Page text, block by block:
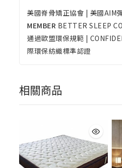
美國脊骨矯正協會 | 美國AIM
MEMBER BETTER SLEEP
通過歐盟環保規範 |
際環保紡織標準認證
相關商品